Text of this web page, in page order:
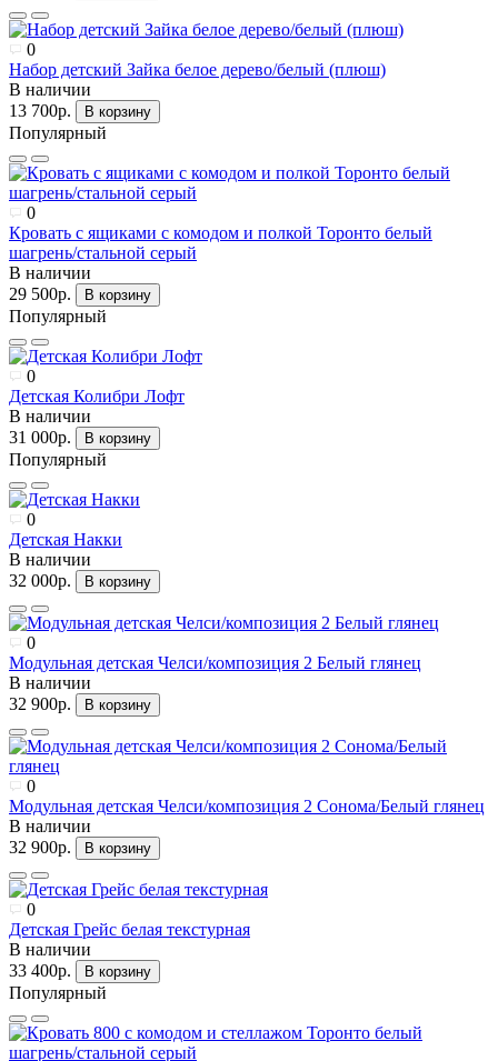
0
Набор детский Зайка белое дерево/белый (плюш)
В наличии
13 700р.
В корзину
Популярный
0
Кровать с ящиками с комодом и полкой Торонто белый
шагрень/стальной серый
В наличии
29 500р.
В корзину
Популярный
0
Детская Колибри Лофт
В наличии
31 000р.
В корзину
Популярный
0
Детская Накки
В наличии
32 000р.
В корзину
0
Модульная детская Челси/композиция 2 Белый глянец
В наличии
32 900р.
В корзину
0
Модульная детская Челси/композиция 2 Сонома/Белый глянец
В наличии
32 900р.
В корзину
0
Детская Грейс белая текстурная
В наличии
33 400р.
В корзину
Популярный